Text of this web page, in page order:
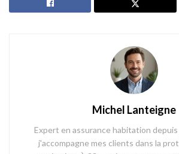
Michel Lanteigne
Expert en assurance habitation depuis
j'accompagne mes clients dans la